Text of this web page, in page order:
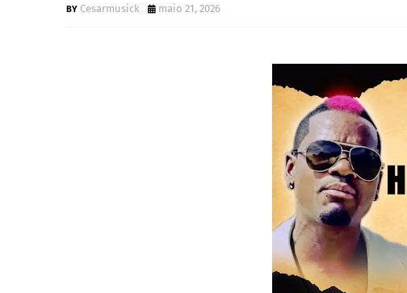
Cesarmusick maio 21, 2026